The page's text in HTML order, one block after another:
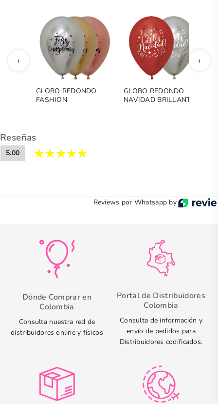
‹
GLOBO REDONDO
FASHION
GLOBO REDONDO
NAVIDAD BRILLANTE
›
Reseñas
5.00
Reviews por Whatsapp by
Dónde Comprar en
Colombia
Consulta nuestra red de
distribuidores online y físicos
Portal de Distribuidores
Colombia
Consulta de información y
envío de pedidos para
Distribuidores codificados.